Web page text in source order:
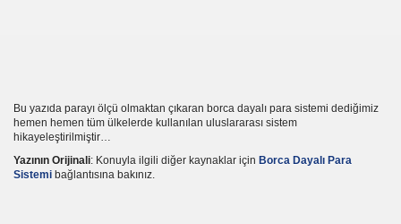
Bu yazıda parayı ölçü olmaktan çıkaran borca dayalı para sistemi dediğimiz
hemen hemen tüm ülkelerde kullanılan uluslararası sistem
hikayeleştirilmiştir…
Yazının Orijinali: Konuyla ilgili diğer kaynaklar için Borca Dayalı Para
Sistemi bağlantısına bakınız.